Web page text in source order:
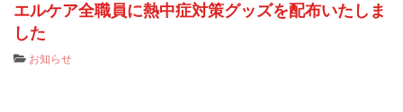
エルケア全職員に熱中症対策グッズを配布いたしま
した
お知らせ